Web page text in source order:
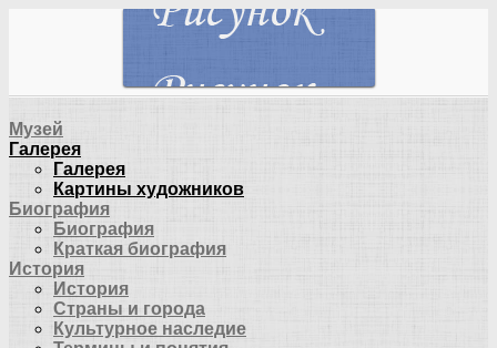
Музей
Галерея
Галерея
Картины художников
Биография
Биография
Краткая биография
История
История
Страны и города
Культурное наследие